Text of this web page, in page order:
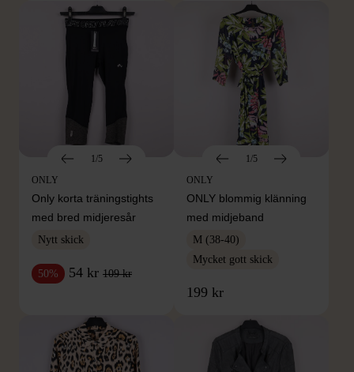
1/5
ONLY
Only korta träningstights
med bred midjeresår
Nytt skick
50% 54 kr 109 kr
1/5
ONLY
ONLY blommig klänning
med midjeband
M (38-40)
Mycket gott skick
199 kr